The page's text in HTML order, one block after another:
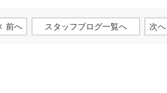
前へ スタッフブログ一覧へ 次へ